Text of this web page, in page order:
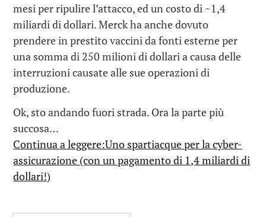
mesi per ripulire l’attacco, ed un costo di ~1,4
miliardi di dollari. Merck ha anche dovuto
prendere in prestito vaccini da fonti esterne per
una somma di 250 milioni di dollari a causa delle
interruzioni causate alle sue operazioni di
produzione.
Ok, sto andando fuori strada. Ora la parte più
succosa…
Continua a leggere:Uno spartiacque per la cyber-
assicurazione (con un pagamento di 1,4 miliardi di
dollari!)